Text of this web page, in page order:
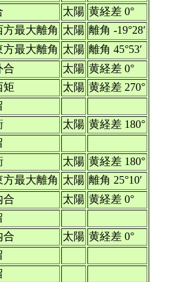
太陽 黄経差 0°
方最大離角 太陽 離角 -19°28′
方最大離角 太陽 離角 45°53′
合 太陽 黄経差 0°
矩 太陽 黄経差 270°
太陽 黄経差 180°
太陽 黄経差 180°
方最大離角 太陽 離角 25°10′
合 太陽 黄経差 0°
合 太陽 黄経差 0°